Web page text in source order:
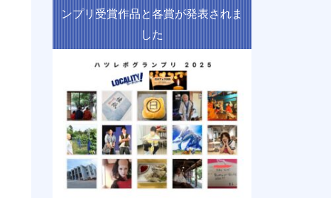
ンプリ受賞作品と各賞が発表されま
した